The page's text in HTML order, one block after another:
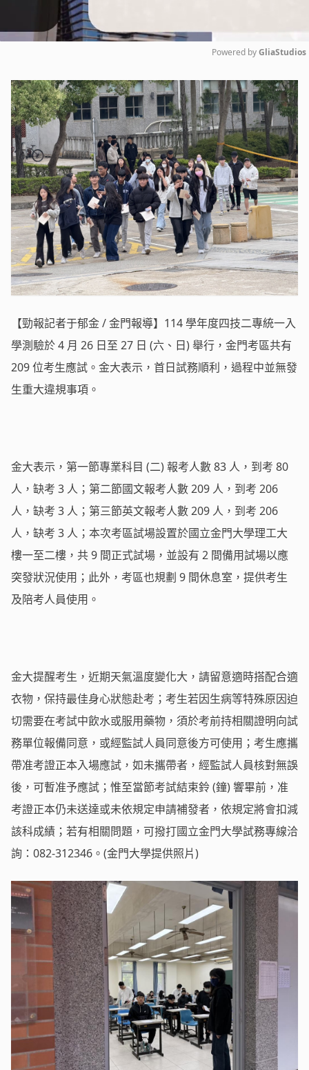
Mute
Powered by GliaStudios
【勁報記者于郁金 / 金門報導】114 學年度四技二專統一入
學測驗於 4 月 26 日至 27 日 (六、日) 舉行，金門考區共有
209 位考生應試。金大表示，首日試務順利，過程中並無發
生重大違規事項。
金大表示，第一節專業科目 (二) 報考人數 83 人，到考 80
人，缺考 3 人；第二節國文報考人數 209 人，到考 206
人，缺考 3 人；第三節英文報考人數 209 人，到考 206
人，缺考 3 人；本次考區試場設置於國立金門大學理工大
樓一至二樓，共 9 間正式試場，並設有 2 間備用試場以應
突發狀況使用；此外，考區也規劃 9 間休息室，提供考生
及陪考人員使用。
金大提醒考生，近期天氣溫度變化大，請留意適時搭配合適
衣物，保持最佳身心狀態赴考；考生若因生病等特殊原因迫
切需要在考試中飲水或服用藥物，須於考前持相關證明向試
務單位報備同意，或經監試人員同意後方可使用；考生應攜
帶准考證正本入場應試，如未攜帶者，經監試人員核對無誤
後，可暫准予應試；惟至當節考試結束鈴 (鐘) 響畢前，准
考證正本仍未送達或未依規定申請補發者，依規定將會扣減
該科成績；若有相關問題，可撥打國立金門大學試務專線洽
詢：082-312346。(金門大學提供照片)